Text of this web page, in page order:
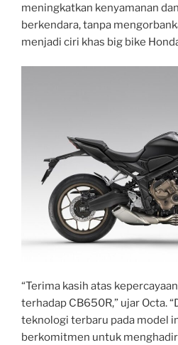
meningkatkan kenyamanan
berkendara, tanpa
menjadi ciri khas big bike
“Terima kasih atas
terhadap CB650R,” ujar Octa.
teknologi terbaru pada model
berkomitmen untuk